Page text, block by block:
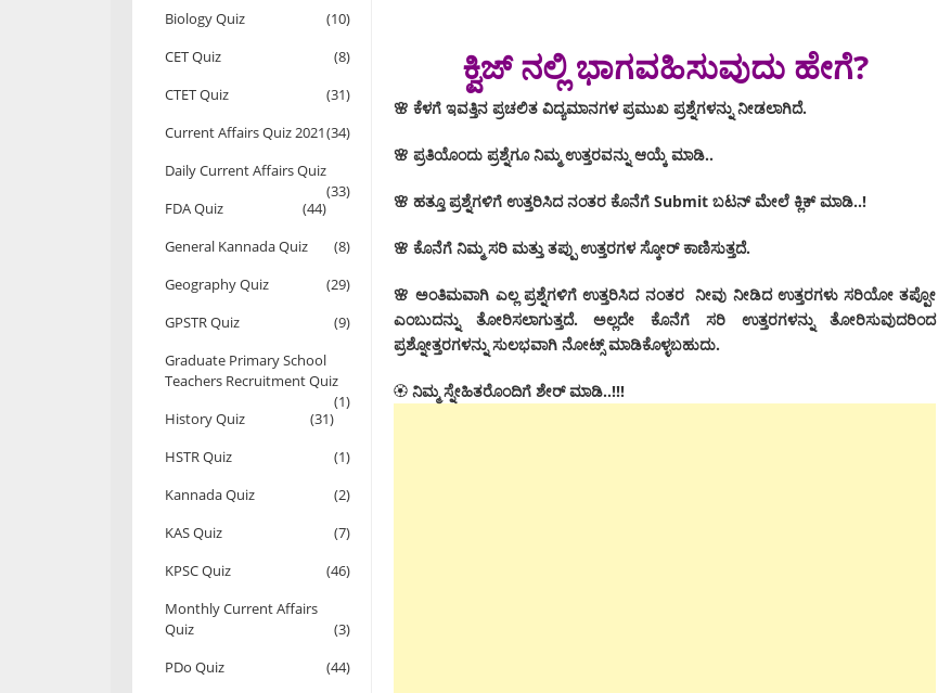
Biology Quiz
(10)
CET Quiz
(8)
CTET Quiz
(31)
Current Affairs Quiz 2021(34)
Daily Current Affairs Quiz
(33)
FDA Quiz
(44)
General Kannada Quiz
(8)
Geography Quiz
(29)
GPSTR Quiz
(9)
Graduate Primary School
Teachers Recruitment Quiz
(1)
History Quiz
(31)
HSTR Quiz
(1)
Kannada Quiz
(2)
KAS Quiz
(7)
KPSC Quiz
(46)
Monthly Current Affairs
Quiz
(3)
PDo Quiz
(44)
ಕ್ವಿಜ್ ನಲ್ಲಿ‌ ಭಾಗವಹಿಸುವುದು ಹೇಗೆ?
🌸 ಕೆಳಗೆ ಇವತ್ತಿನ ಪ್ರಚಲಿತ ವಿದ್ಯಮಾನಗಳ ಪ್ರಮುಖ ಪ್ರಶ್ನೆಗಳನ್ನು ನೀಡಲಾಗಿದೆ.
🌸 ಪ್ರತಿಯೊಂದು ಪ್ರಶ್ನೆಗೂ ನಿಮ್ಮ ಉತ್ತರವನ್ನು ಆಯ್ಕೆ ಮಾಡಿ..
🌸 ಹತ್ತೂ ಪ್ರಶ್ನೆಗಳಿಗೆ ಉತ್ತರಿಸಿದ ನಂತರ ಕೊನೆಗೆ Submit ಬಟನ್ ಮೇಲೆ ಕ್ಲಿಕ್ ಮಾಡಿ..!
🌸 ಕೊನೆಗೆ ನಿಮ್ಮ ಸರಿ ಮತ್ತು ತಪ್ಪು ಉತ್ತರಗಳ ಸ್ಕೋರ್ ಕಾಣಿಸುತ್ತದೆ.
🌸ಅಂತಿಮವಾಗಿ ಎಲ್ಲ ಪ್ರಶ್ನೆಗಳಿಗೆ ಉತ್ತರಿಸಿದ ನಂತರ ನೀವು ನೀಡಿದ ಉತ್ತರಗಳು ಸರಿಯೋ ತಪ್ಪೋ
ಎಂಬುದನ್ನು ತೋರಿಸಲಾಗುತ್ತದೆ. ಅಲ್ಲದೇ ಕೊನೆಗೆ ಸರಿ ಉತ್ತರಗಳನ್ನು ತೋರಿಸುವುದರಿಂದ
ಪ್ರಶ್ನೋತ್ತರಗಳನ್ನು ಸುಲಭವಾಗಿ ನೋಟ್ಸ್ ಮಾಡಿಕೊಳ್ಳಬಹುದು.
🏵 ನಿಮ್ಮ ಸ್ನೇಹಿತರೊಂದಿಗೆ ಶೇರ್ ಮಾಡಿ..!!!